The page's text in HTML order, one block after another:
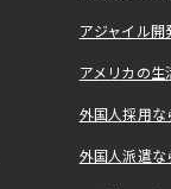
アジャイル
アメリカの
外国人採用
外国人派遣な